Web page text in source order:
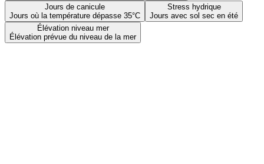
Jours de canicule
Jours où la température dépasse 35°C
Stress hydrique
Jours avec sol sec en été
Élévation niveau mer
Élévation prévue du niveau de la mer